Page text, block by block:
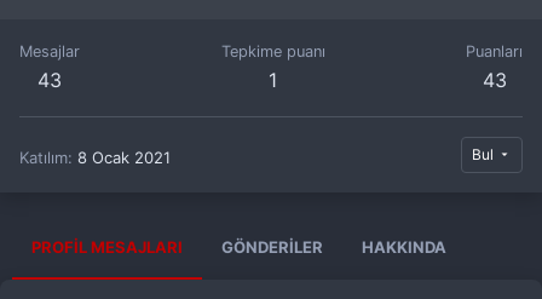
Mesajlar
43
Tepkime puanı
1
Puanları
43
Katılım 8 Ocak 2021 Bul
PROFIL MESAJLARI GÖNDERILER HAKKINDA